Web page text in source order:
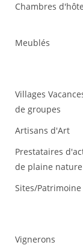
Chambres
Meublés
Villages
de groupes
Artisans d'Art
Prestataires
de plaine nature
Sites/Patrimoine
Vignerons